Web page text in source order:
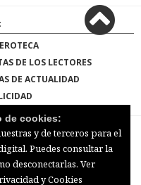
DE LOS LECTORES
DE ACTUALIDAD
|
de cookies:
y de terceros para el
Puedes consultar la
desconectarlas. Ver
y Cookies